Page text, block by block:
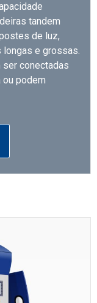
tandem
de luz,
e grossas.
conectadas
ou podem